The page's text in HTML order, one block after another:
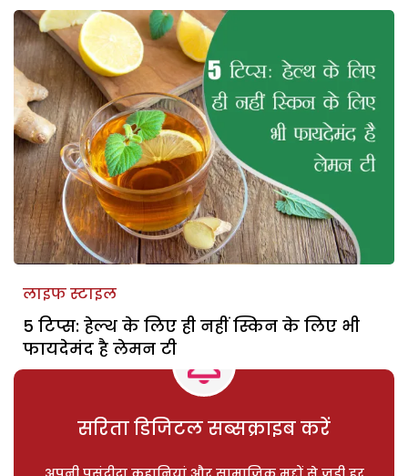
लाइफ स्टाइल
5 टिप्स: हेल्थ के लिए ही नहीं स्किन के लिए भी
फायदेमंद है लेमन टी
सरिता डिजिटल सब्सक्राइब करें